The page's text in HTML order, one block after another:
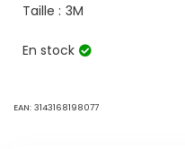
Taille : 3M
En stock
EAN: 3143168198077